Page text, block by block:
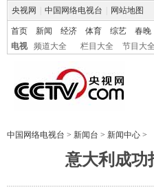
央视网 中国网络电视台 网站地图
首页 新闻 经济 体育 综艺 春晚
电视
频道大全 栏目大全 节目大全
中国网络电视台 > 新闻台 > 新闻中心 >
意大利成功